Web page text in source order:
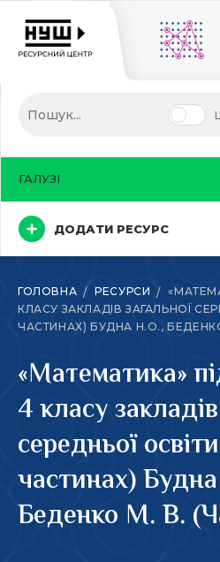
ДОДАТИ РЕСУРС
ГАЛУЗІ
ГОЛОВНА РЕСУРСИ
КЛАСУ ЗАКЛАДІВ ЗАГАЛЬНОЇ
ЧАСТИНАХ) БУДНА Н.О.,
«Математика»
4 класу
середньої
частинах)
Беденко М. В.